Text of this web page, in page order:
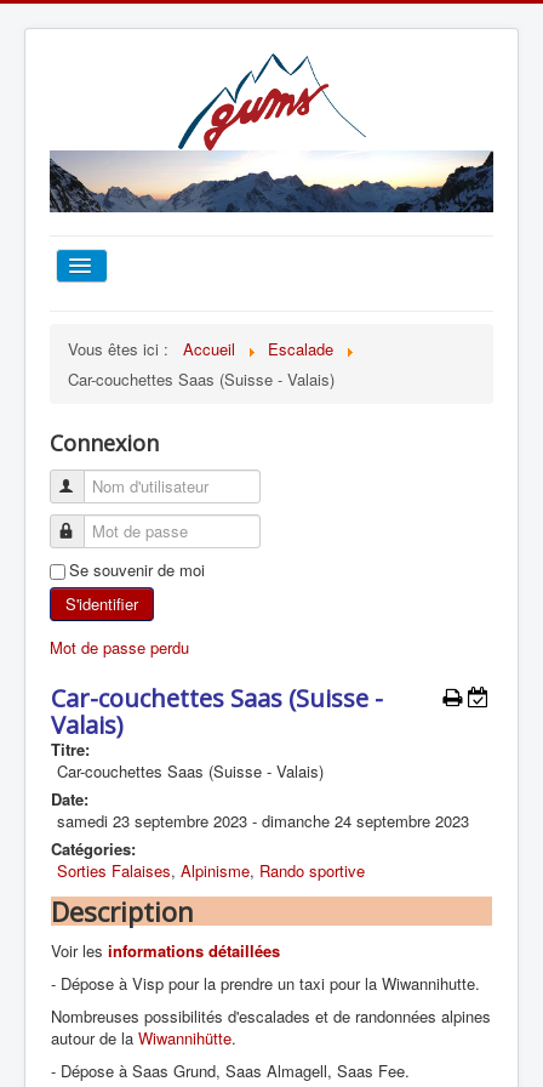
TOUT SUR LE GUMS
ESCALADE
ALPINISME
SKI DE RANDONNÉE
RANDONNÉE SPORTIVE
Vous êtes ici : Accueil
Escalade
Car-couchettes Saas (Suisse - Valais)
Connexion
Se souvenir de moi
S'identifier
Mot de passe perdu
Car-couchettes Saas (Suisse -
Valais)
Titre:
Car-couchettes Saas (Suisse - Valais)
Date:
samedi 23 septembre 2023 - dimanche 24 septembre 2023
Catégories:
Sorties Falaises, Alpinisme, Rando sportive
Description
Voir les informations détaillées
- Dépose à Visp pour la prendre un taxi pour la Wiwannihutte.
Nombreuses possibilités d'escalades et de randonnées alpines
autour de la Wiwannihütte.
- Dépose à Saas Grund, Saas Almagell, Saas Fee.